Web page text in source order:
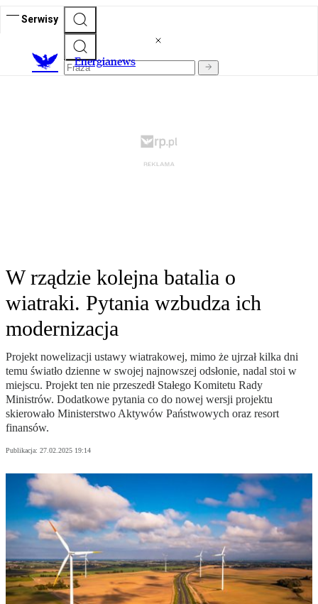
Serwisy
Energianews
W rządzie kolejna batalia o
wiatraki. Pytania wzbudza ich
modernizacja
Projekt nowelizacji ustawy wiatrakowej, mimo że ujrzał kilka dni
temu światło dzienne w swojej najnowszej odsłonie, nadal stoi w
miejscu. Projekt ten nie przeszedł Stałego Komitetu Rady
Ministrów. Dodatkowe pytania co do nowej wersji projektu
skierowało Ministerstwo Aktywów Państwowych oraz resort
finansów.
Publikacja: 27.02.2025 19:14